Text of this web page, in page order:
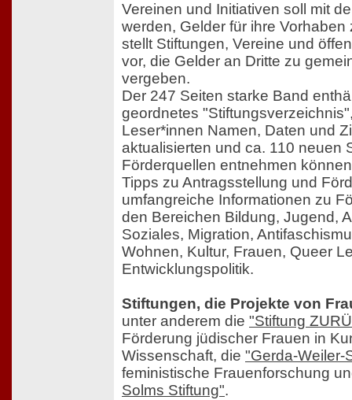
Vereinen und Initiativen soll mit
werden, Gelder für ihre
stellt Stiftungen, Vereine und
vor, die Gelder an Dritte zu
vergeben.
Der 247 Seiten starke Band
geordnetes
Leser*innen Namen, Daten und
aktualisierten und ca. 110 neuen
Förderquellen entnehmen
Tipps zu Antragsstellung und
umfangreiche Informationen zu
den Bereichen Bildung, Jugend,
Soziales, Migration,
Wohnen, Kultur, Frauen, Queer
Entwicklungspolitik.
Stiftungen, die Projekte von
unter anderem die "Stiftung
Förderung jüdischer Frauen in
Wissenschaft, die "Gerda-Weiler-
feministische Frauenforschung
Solms Stiftung".